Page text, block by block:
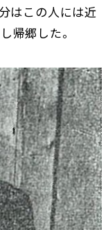
はこの人には近
帰郷した。